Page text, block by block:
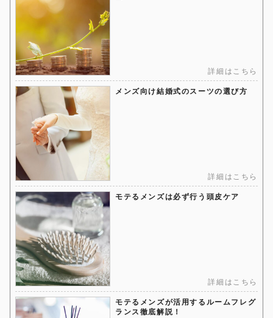
詳細はこちら
メンズ向け結婚式のスーツの選び方
詳細はこちら
モテるメンズは必ず行う頭皮ケア
詳細はこちら
モテるメンズが活用するルームフレグ
ランス徹底解説！